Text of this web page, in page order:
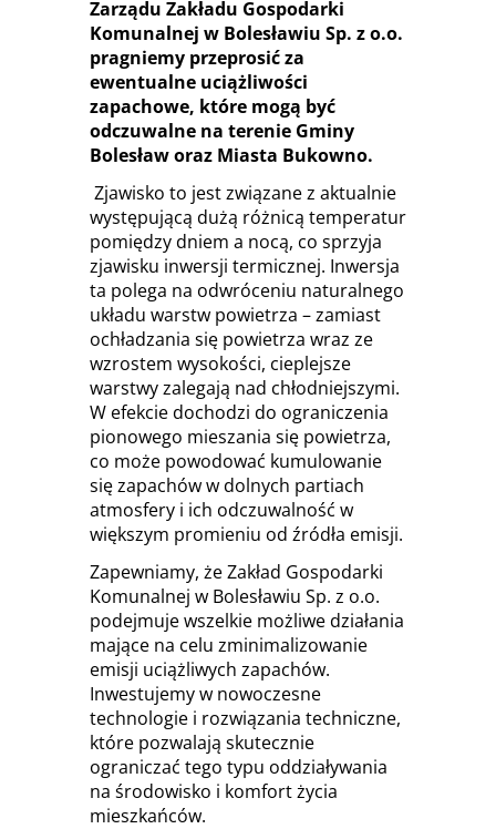
Zarządu Zakładu Gospodarki
Komunalnej w Bolesławiu Sp. z o.o.
pragniemy przeprosić za
ewentualne uciążliwości
zapachowe, które mogą być
odczuwalne na terenie Gminy
Bolesław oraz Miasta Bukowno.
Zjawisko to jest związane z aktualnie
występującą dużą różnicą temperatur
pomiędzy dniem a nocą, co sprzyja
zjawisku inwersji termicznej. Inwersja
ta polega na odwróceniu naturalnego
układu warstw powietrza – zamiast
ochładzania się powietrza wraz ze
wzrostem wysokości, cieplejsze
warstwy zalegają nad chłodniejszymi.
W efekcie dochodzi do ograniczenia
pionowego mieszania się powietrza,
co może powodować kumulowanie
się zapachów w dolnych partiach
atmosfery i ich odczuwalność w
większym promieniu od źródła emisji.
Zapewniamy, że Zakład Gospodarki
Komunalnej w Bolesławiu Sp. z o.o.
podejmuje wszelkie możliwe działania
mające na celu zminimalizowanie
emisji uciążliwych zapachów.
Inwestujemy w nowoczesne
technologie i rozwiązania techniczne,
które pozwalają skutecznie
ograniczać tego typu oddziaływania
na środowisko i komfort życia
mieszkańców.